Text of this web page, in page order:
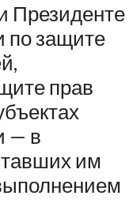
Президенте
по защите
прав
— в
им